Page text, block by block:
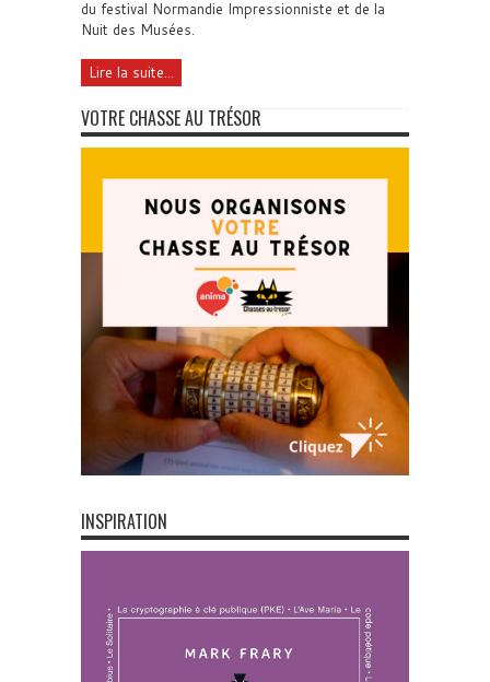
du festival Normandie Impressionniste et de la
Nuit des Musées.
Lire la suite...
VOTRE CHASSE AU TRÉSOR
INSPIRATION